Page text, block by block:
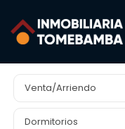
Venta/Arriendo
Dormitorios